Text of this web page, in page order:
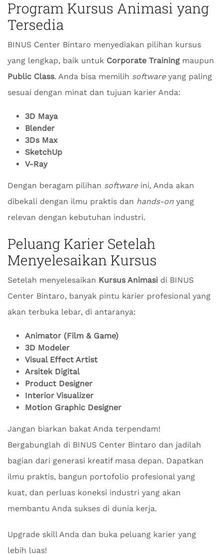
Program Kursus Animasi yang
Tersedia
BINUS Center Bintaro menyediakan pilihan kursus
yang lengkap, baik untuk Corporate Training maupun
Public Class. Anda bisa memilih softwareyang paling
sesuai dengan minat dan tujuan karier Anda:
3D Maya
Blender
3Ds Max
SketchUp
V-Ray
Dengan beragam pilihan softwareini, Anda akan
dibekali dengan ilmu praktis dan hands-on yang
relevan dengan kebutuhan industri.
Peluang Karier Setelah
Menyelesaikan Kursus
Setelah menyelesaikan Kursus Animasi di BINUS
Center Bintaro, banyak pintu karier profesional yang
akan terbuka lebar, di antaranya:
Animator (Film & Game)
3D Modeler
Visual Effect Artist
Arsitek Digital
Product Designer
Interior Visualizer
Motion Graphic Designer
Jangan biarkan bakat Anda terpendam!
Bergabunglah di BINUS Center Bintaro dan jadilah
bagian dari generasi kreatif masa depan. Dapatkan
ilmu praktis, bangun portofolio profesional yang
kuat, dan perluas koneksi industri yang akan
membantu Anda sukses di dunia kerja.
Upgrade skill Anda dan buka peluang karier yang
lebih luas!